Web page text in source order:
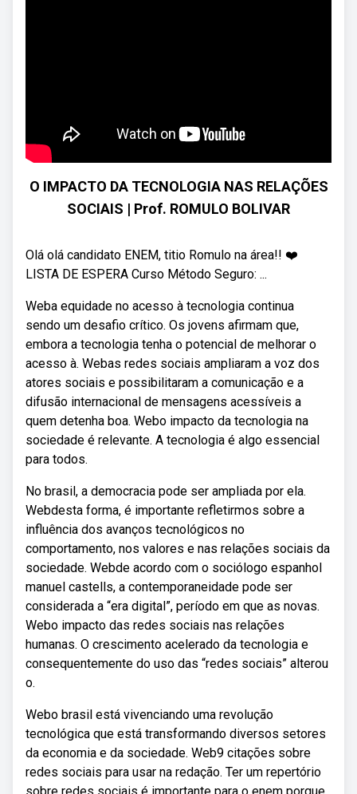
O IMPACTO DA TECNOLOGIA NAS RELAÇÕES
SOCIAIS | Prof. ROMULO BOLIVAR
Olá olá candidato ENEM, titio Romulo na área!! ❤️
LISTA DE ESPERA Curso Método Seguro: ...
Weba equidade no acesso à tecnologia continua
sendo um desafio crítico. Os jovens afirmam que,
embora a tecnologia tenha o potencial de melhorar o
acesso à. Webas redes sociais ampliaram a voz dos
atores sociais e possibilitaram a comunicação e a
difusão internacional de mensagens acessíveis a
quem detenha boa. Webo impacto da tecnologia na
sociedade é relevante. A tecnologia é algo essencial
para todos.
No brasil, a democracia pode ser ampliada por ela.
Webdesta forma, é importante refletirmos sobre a
influência dos avanços tecnológicos no
comportamento, nos valores e nas relações sociais da
sociedade. Webde acordo com o sociólogo espanhol
manuel castells, a contemporaneidade pode ser
considerada a “era digital”, período em que as novas.
Webo impacto das redes sociais nas relações
humanas. O crescimento acelerado da tecnologia e
consequentemente do uso das “redes sociais” alterou
o.
Webo brasil está vivenciando uma revolução
tecnológica que está transformando diversos setores
da economia e da sociedade. Web9 citações sobre
redes sociais para usar na redação. Ter um repertório